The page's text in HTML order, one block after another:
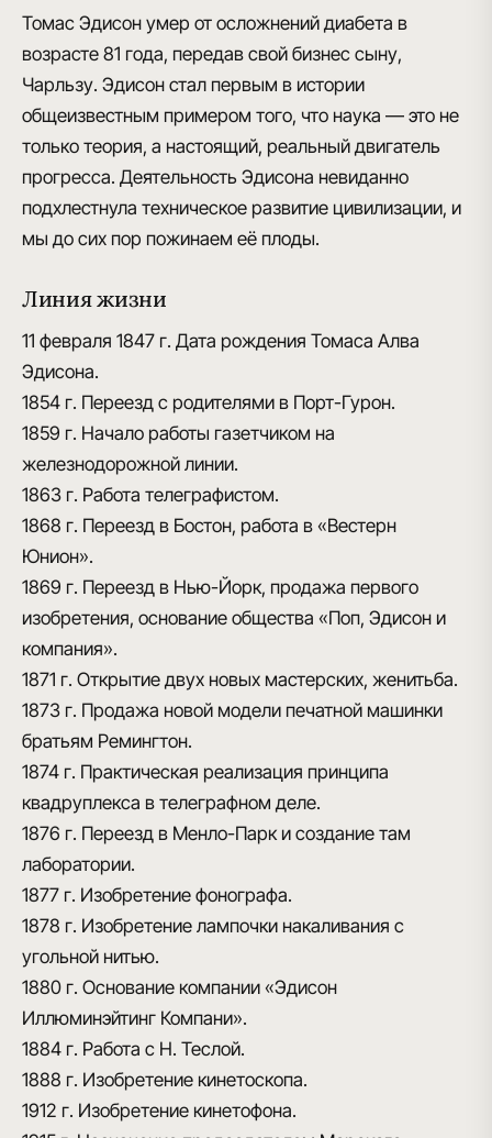
Томас Эдисон умер от осложнений диабета в
возрасте 81 года, передав свой бизнес сыну,
Чарльзу. Эдисон стал первым в истории
общеизвестным примером того, что наука — это не
только теория, а настоящий, реальный двигатель
прогресса. Деятельность Эдисона невиданно
подхлестнула техническое развитие цивилизации, и
мы до сих пор пожинаем её плоды.
Линия жизни
11 февраля 1847 г. Дата рождения Томаса Алва
Эдисона.
1854 г. Переезд с родителями в Порт-Гурон.
1859 г. Начало работы газетчиком на
железнодорожной линии.
1863 г. Работа телеграфистом.
1868 г. Переезд в Бостон, работа в «Вестерн
Юнион».
1869 г. Переезд в Нью-Йорк, продажа первого
изобретения, основание общества «Поп, Эдисон и
компания».
1871 г. Открытие двух новых мастерских, женитьба.
1873 г. Продажа новой модели печатной машинки
братьям Ремингтон.
1874 г. Практическая реализация принципа
квадруплекса в телеграфном деле.
1876 г. Переезд в Менло-Парк и создание там
лаборатории.
1877 г. Изобретение фонографа.
1878 г. Изобретение лампочки накаливания с
угольной нитью.
1880 г. Основание компании «Эдисон
Иллюминэйтинг Компани».
1884 г. Работа с Н. Теслой.
1888 г. Изобретение кинетоскопа.
1912 г. Изобретение кинетофона.